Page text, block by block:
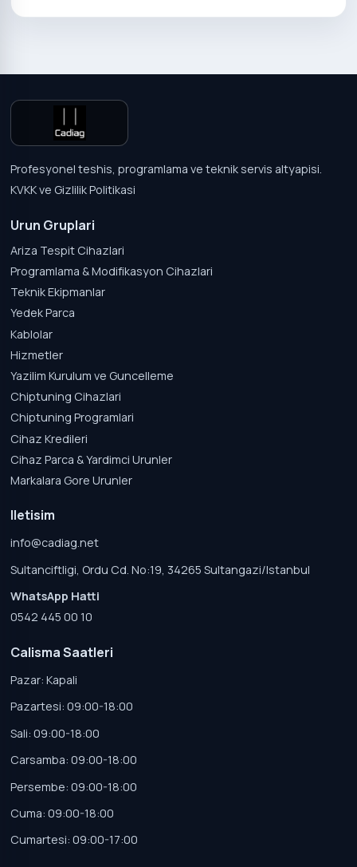
Profesyonel teshis, programlama ve teknik servis altyapisi.
KVKK ve Gizlilik Politikasi
Urun Gruplari
Ariza Tespit Cihazlari
Programlama & Modifikasyon Cihazlari
Teknik Ekipmanlar
Yedek Parca
Kablolar
Hizmetler
Yazilim Kurulum ve Guncelleme
Chiptuning Cihazlari
Chiptuning Programlari
Cihaz Kredileri
Cihaz Parca & Yardimci Urunler
Markalara Gore Urunler
Iletisim
info@cadiag.net
Sultanciftligi, Ordu Cd. No:19, 34265 Sultangazi/Istanbul
WhatsApp Hatti
0542 445 00 10
Calisma Saatleri
Pazar: Kapali
Pazartesi: 09:00-18:00
Sali: 09:00-18:00
Carsamba: 09:00-18:00
Persembe: 09:00-18:00
Cuma: 09:00-18:00
Cumartesi: 09:00-17:00